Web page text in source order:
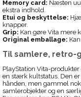
Memory card: Næsten
ekstra indhold.
Etui og beskyttelse:
knapper.
Grip: Kan gøre Vita mere
Original emballage:
Til samlere, retro-
PlayStation Vita-
en stærk kultstatus. Den
hånden, men gammel
samlerobjekter og en